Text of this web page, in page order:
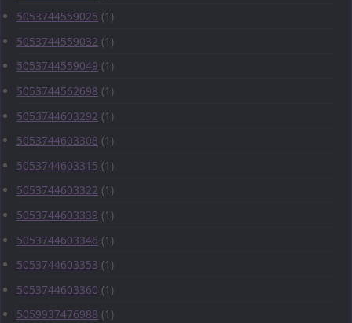
5053744559025 (1)
5053744559032 (1)
5053744559049 (1)
5053744562698 (1)
5053744603292 (1)
5053744603308 (1)
5053744603315 (1)
5053744603322 (1)
5053744603339 (1)
5053744603346 (1)
5053744603353 (1)
5053744603360 (1)
5059937476988 (1)